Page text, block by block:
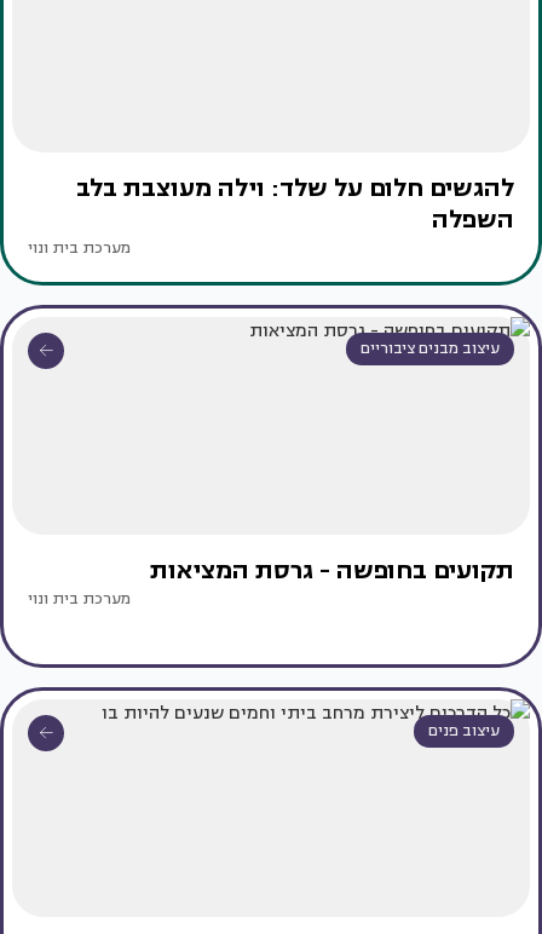
להגשים חלום על שלד: וילה מעוצבת בלב
השפלה
מערכת בית ונוי
עיצוב מבנים ציבוריים
תקועים בחופשה - גרסת המציאות
מערכת בית ונוי
עיצוב פנים